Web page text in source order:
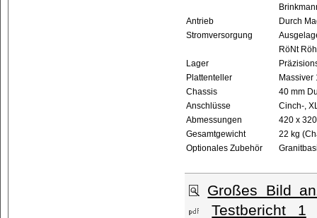
Antrieb
Durch
Stromversorgung
RöNt
Lager
Plattenteller
Massiver
Chassis
40 mm
Anschlüsse
Cinch-,
Abmessungen
420 x
Gesamtgewicht
22 kg
Optionales Zubehör
Großes Bild
Testbericht 1